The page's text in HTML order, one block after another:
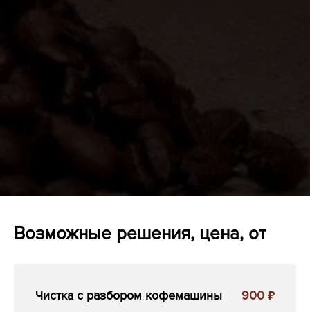
Возможные решения, цена, от
Чистка с разбором кофемашины 900 ₽